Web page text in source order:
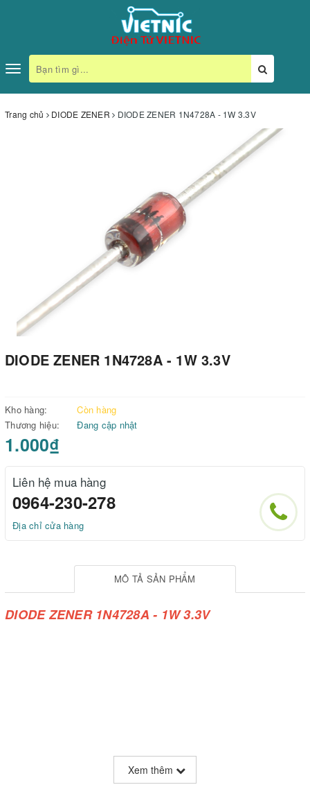
Toggle
navigation
Trang chủ DIODE ZENER DIODE ZENER 1N4728A - 1W 3.3V
DIODE ZENER 1N4728A - 1W 3.3V
Kho hàng:
Còn hàng
Thương hiệu:
Đang cập nhật
1.000₫
Liên hệ mua hàng
0964-230-278
Địa chỉ cửa hàng
MÔ TẢ SẢN PHẨM
DIODE ZENER 1N4728A - 1W 3.3V
Xem thêm